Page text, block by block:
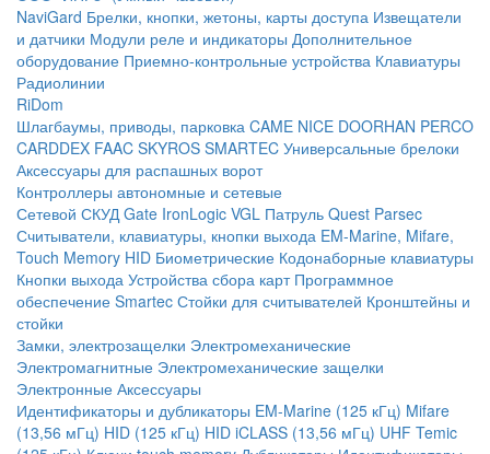
NaviGard Брелки, кнопки, жетоны, карты доступа Извещатели
и датчики Модули реле и индикаторы Дополнительное
оборудование Приемно-контрольные устройства Клавиатуры
Радиолинии
RiDom
Шлагбаумы, приводы, парковка CAME NICE DOORHAN PERCO
CARDDEX FAAC SKYROS SMARTEC Универсальные брелоки
Аксессуары для распашных ворот
Контроллеры автономные и сетевые
Сетевой СКУД Gate IronLogic VGL Патруль Quest Parsec
Считыватели, клавиатуры, кнопки выхода EM-Marine, Mifare,
Touch Memory HID Биометрические Кодонаборные клавиатуры
Кнопки выхода Устройства сбора карт Программное
обеспечение Smartec Стойки для считывателей Кронштейны и
стойки
Замки, электрозащелки Электромеханические
Электромагнитные Электромеханические защелки
Электронные Аксессуары
Идентификаторы и дубликаторы EM-Marine (125 кГц) Mifare
(13,56 мГц) HID (125 кГц) HID iCLASS (13,56 мГц) UHF Temic